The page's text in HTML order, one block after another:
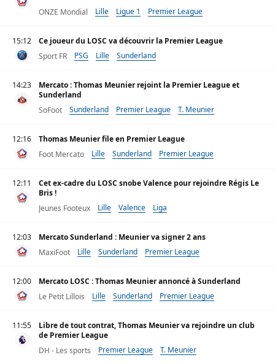
ONZE Mondial
Lille Ligue 1 Premier League
15:12
Ce joueur du LOSC va découvrir la Premier League
Sport FR
PSG Lille Sunderland
14:23
Mercato : Thomas Meunier rejoint la Premier League et
Sunderland
SoFoot
Sunderland Premier League T. Meunier
12:16
Thomas Meunier file en Premier League
Foot Mercato
Lille Sunderland Premier League
12:11
Cet ex-cadre du LOSC snobe Valence pour rejoindre Régis Le
Bris !
Jeunes Footeux
Lille Valence Liga
12:03
Mercato Sunderland : Meunier va signer 2 ans
MaxiFoot
Lille Sunderland Premier League
12:00
Mercato LOSC : Thomas Meunier annoncé à Sunderland
Le Petit Lillois
Lille Sunderland Premier League
11:55
Libre de tout contrat, Thomas Meunier va rejoindre un club
de Premier League
DH - Les sports
Premier League T. Meunier